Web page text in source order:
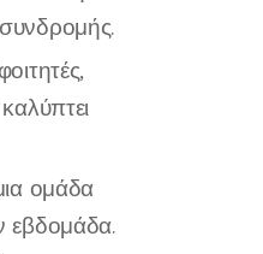
ομάδα
εβδομάδα.